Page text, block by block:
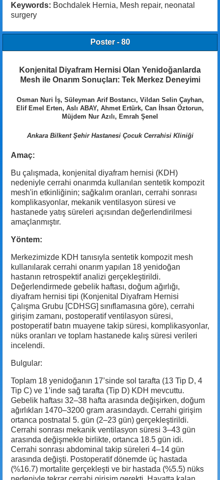
Keywords: Bochdalek Hernia, Mesh repair, neonatal
surgery
Poster - 80
Konjenital Diyafram Hernisi Olan Yenidoğanlarda
Mesh ile Onarım Sonuçları: Tek Merkez Deneyimi
Osman Nuri İş, Süleyman Arif Bostancı, Vildan Selin Çayhan,
Elif Emel Erten, Aslı ABAY, Ahmet Ertürk, Can İhsan Öztorun,
Müjdem Nur Azılı, Emrah Şenel
Ankara Bilkent Şehir Hastanesi Çocuk Cerrahisi Kliniği
Amaç:
Bu çalışmada, konjenital diyafram hernisi (KDH)
nedeniyle cerrahi onarımda kullanılan sentetik kompozit
mesh'in etkinliğinin; sağkalım oranları, cerrahi sonrası
komplikasyonlar, mekanik ventilasyon süresi ve
hastanede yatış süreleri açısından değerlendirilmesi
amaçlanmıştır.
Yöntem:
Merkezimizde KDH tanısıyla sentetik kompozit mesh
kullanılarak cerrahi onarım yapılan 18 yenidoğan
hastanın retrospektif analizi gerçekleştirildi.
Değerlendirmede gebelik haftası, doğum ağırlığı,
diyafram hernisi tipi (Konjenital Diyafram Hernisi
Çalışma Grubu [CDHSG] sınıflamasına göre), cerrahi
girişim zamanı, postoperatif ventilasyon süresi,
postoperatif batın muayene takip süresi, komplikasyonlar,
nüks oranları ve toplam hastanede kalış süresi verileri
incelendi.
Bulgular:
Toplam 18 yenidoğanın 17’sinde sol tarafta (13 Tip D, 4
Tip C) ve 1’inde sağ tarafta (Tip D) KDH mevcuttu.
Gebelik haftası 32–38 hafta arasında değişirken, doğum
ağırlıkları 1470–3200 gram arasındaydı. Cerrahi girişim
ortanca postnatal 5. gün (2–23 gün) gerçekleştirildi.
Cerrahi sonrası mekanik ventilasyon süresi 3–43 gün
arasında değişmekle birlikte, ortanca 18.5 gün idi.
Cerrahi sonrası abdominal takip süreleri 4–14 gün
arasında değişti. Postoperatif dönemde üç hastada
(%16.7) mortalite gerçekleşti ve bir hastada (%5.5) nüks